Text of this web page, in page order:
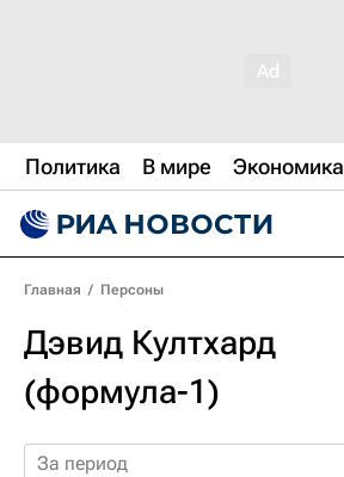
Политика В мире Экономика
Главная / Персоны
Дэвид Култхард
(формула-1)
За период